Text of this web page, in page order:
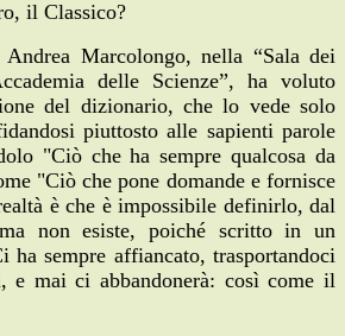
il Classico?
Marcolongo, nella “Sala dei
delle Scienze”, ha voluto
del dizionario, che lo vede solo
piuttosto alle sapienti parole
"Ciò che ha sempre qualcosa da
"Ciò che pone domande e fornisce
è che è impossibile definirlo, dal
non esiste, poiché scritto in un
ha sempre affiancato, trasportandoci
mai ci abbandonerà: così come il